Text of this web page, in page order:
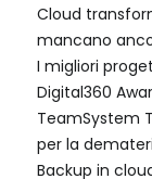
Cloud
mancano
I migliori
Digital360
TeamSystem
per la
Backup in